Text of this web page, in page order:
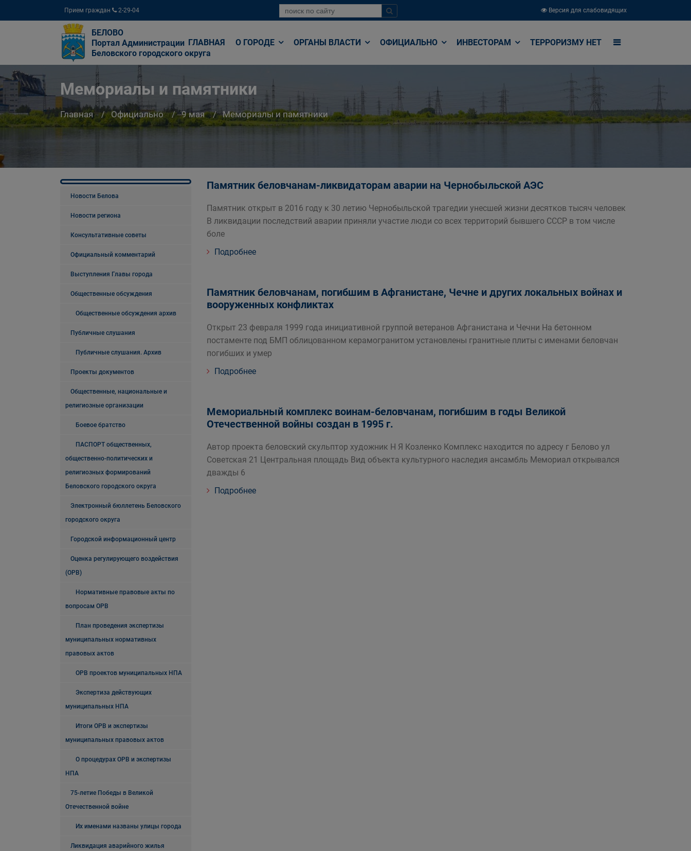
Прием граждан 2-29-04 Версия для слабовидящих
БЕЛОВО
Портал Администрации
Беловского городского округа
ГЛАВНАЯ О ГОРОДЕ ОРГАНЫ ВЛАСТИ ОФИЦИАЛЬНО ИНВЕСТОРАМ ТЕРРОРИЗМУ НЕТ
Мемориалы и памятники
Главная Официально 9 мая Мемориалы и памятники
Новости Белова
Новости региона
Консультативные советы
Официальный комментарий
Выступления Главы города
Общественные обсуждения
Общественные обсуждения архив
Публичные слушания
Публичные слушания. Архив
Проекты документов
Общественные, национальные и
религиозные организации
Боевое братство
ПАСПОРТ общественных,
общественно-политических и
религиозных формирований
Беловского городского округа
Электронный бюллетень Беловского
городского округа
Городской информационный центр
Оценка регулирующего воздействия
(ОРВ)
Нормативные правовые акты по
вопросам ОРВ
План проведения экспертизы
муниципальных нормативных
правовых актов
ОРВ проектов муниципальных НПА
Экспертиза действующих
муниципальных НПА
Итоги ОРВ и экспертизы
муниципальных правовых актов
О процедурах ОРВ и экспертизы
НПА
75-летие Победы в Великой
Отечественной войне
Их именами названы улицы города
Ликвидация аварийного жилья
Памятник беловчанам-ликвидаторам аварии на Чернобыльской АЭС
Памятник открыт в 2016 году к 30 летию Чернобыльской трагедии унесшей жизни десятков тысяч человек
В ликвидации последствий аварии приняли участие люди со всех территорий бывшего СССР в том числе
боле
Подробнее
Памятник беловчанам, погибшим в Афганистане, Чечне и других локальных войнах и
вооруженных конфликтах
Открыт 23 февраля 1999 года инициативной группой ветеранов Афганистана и Чечни На бетонном
постаменте под БМП облицованном керамогранитом установлены гранитные плиты с именами беловчан
погибших и умер
Подробнее
Мемориальный комплекс воинам-беловчанам, погибшим в годы Великой
Отечественной войны создан в 1995 г.
Автор проекта беловский скульптор художник Н Я Козленко Комплекс находится по адресу г Белово ул
Советская 21 Центральная площадь Вид объекта культурного наследия ансамбль Мемориал открывался
дважды 6
Подробнее